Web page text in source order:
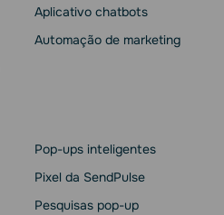
Aplicativo chatbots
Automação de marketing
Pop-ups inteligentes
Pixel da SendPulse
Pesquisas pop-up